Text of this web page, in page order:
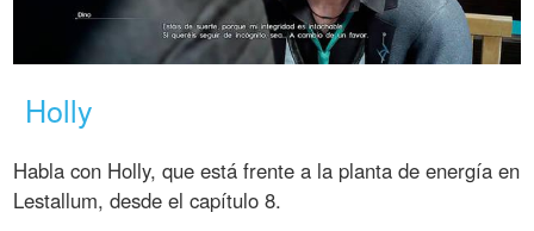
Holly
Habla con Holly, que está frente a la planta de energía en
Lestallum, desde el capítulo 8.